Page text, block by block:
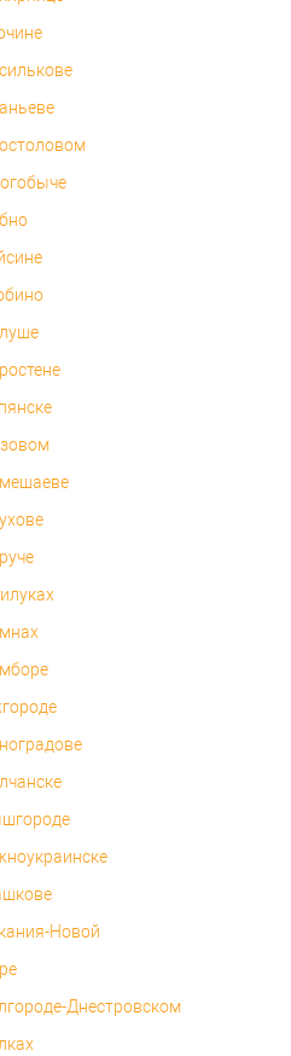
Новой
Днестровском